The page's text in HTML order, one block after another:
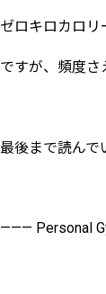
ゼロキロカロ
ですが、頻度さ
最後まで読んで
——— Personal